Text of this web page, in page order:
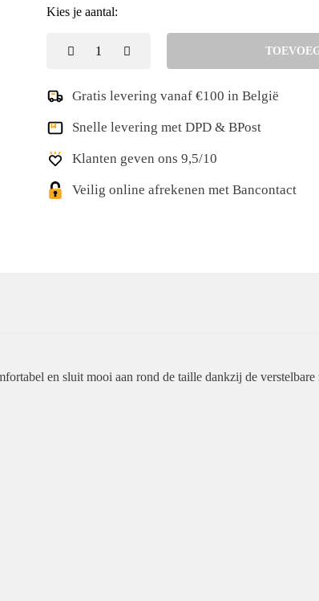
Kies je aantal:
Gratis levering vanaf €100 in België
Snelle levering met DPD & BPost
Klanten geven ons 9,5/10
Veilig online afrekenen met Bancontact
en sluit mooi aan rond de taille dankzij de verstelbare